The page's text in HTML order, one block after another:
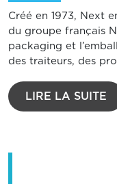
Créé en 1973, Next
du groupe français
packaging et
des traiteurs, des
LIRE LA SUITE